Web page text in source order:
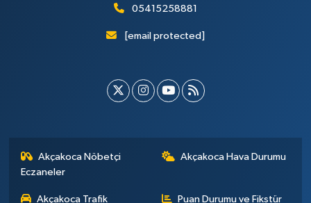
05415258881
[email protected]
Akçakoca Nöbetçi
Eczaneler
Akçakoca Hava Durumu
Akçakoca Trafik Puan Durumu ve Fikstür